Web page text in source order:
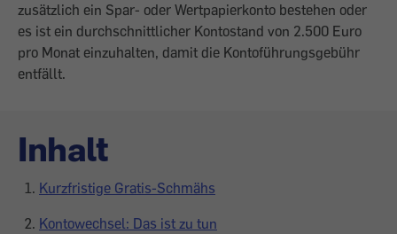
zusätzlich ein Spar- oder Wertpapierkonto bestehen oder
es ist ein durchschnittlicher Kontostand von 2.500 Euro
pro Monat einzuhalten, damit die Kontoführungsgebühr
entfällt.
Inhalt
Kurzfristige Gratis-Schmähs
Kontowechsel: Das ist zu tun